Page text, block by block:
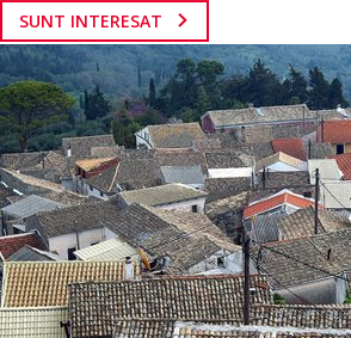
SUNT INTERESAT